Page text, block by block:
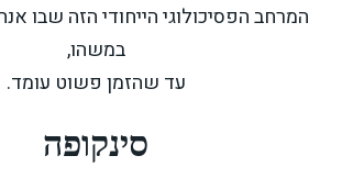
המרחב הפסיכולוגי הייחודי הזה שבו
במשהו,
עד שהזמן פשוט עומד.
סינקופה